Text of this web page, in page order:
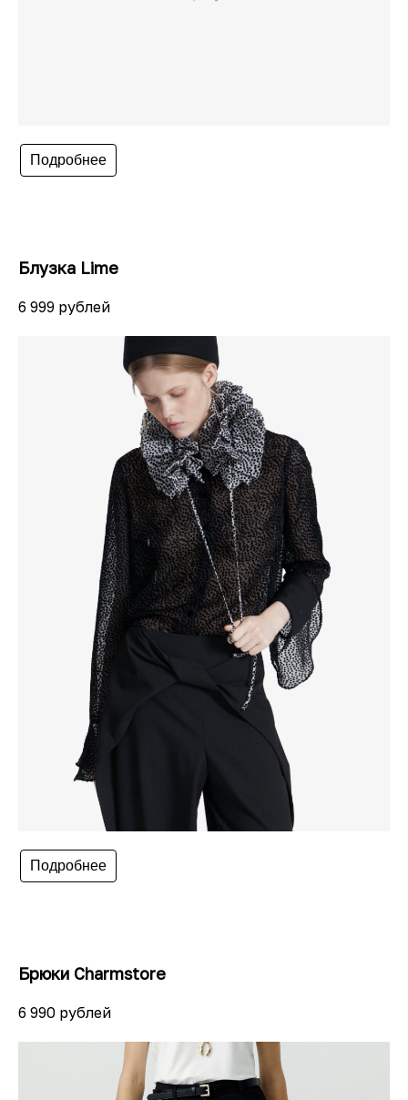
Подробнее
Блузка Lime
6 999 рублей
Подробнее
Брюки Charmstore
6 990 рублей